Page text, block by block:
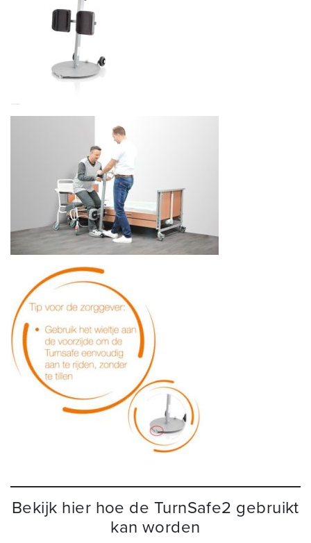
Bekijk hier hoe de TurnSafe2 gebruikt
kan worden